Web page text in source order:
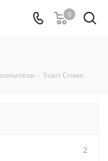
0
- Svart Crown
2